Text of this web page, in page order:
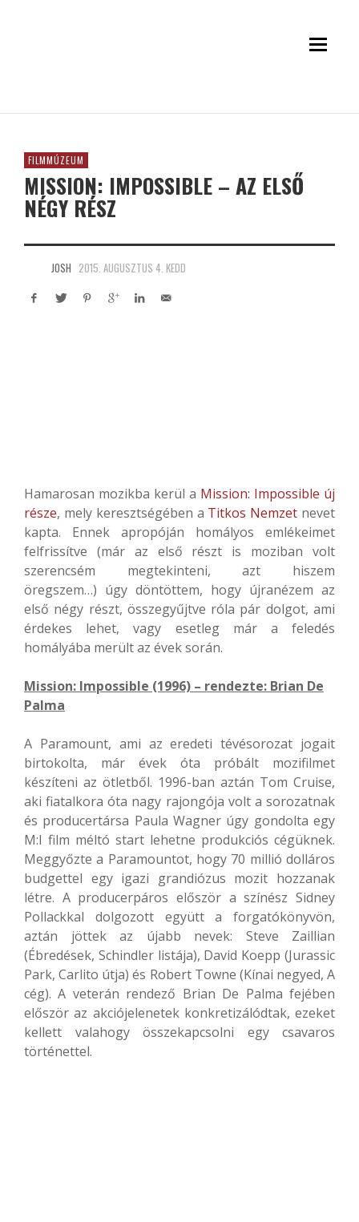
FILMMÚZEUM
MISSION: IMPOSSIBLE – AZ ELSŐ
NÉGY RÉSZ
JOSH 2015. AUGUSZTUS 4. KEDD
Hamarosan mozikba kerül a Mission: Impossible új
része, mely keresztségében a Titkos Nemzet nevet
kapta. Ennek apropóján homályos emlékeimet
felfrissítve (már az első részt is moziban volt
szerencsém megtekinteni, azt hiszem
öregszem…) úgy döntöttem, hogy újranézem az
első négy részt, összegyűjtve róla pár dolgot, ami
érdekes lehet, vagy esetleg már a feledés
homályába merült az évek során.
Mission: Impossible (1996) – rendezte: Brian De
Palma
A Paramount, ami az eredeti tévésorozat jogait
birtokolta, már évek óta próbált mozifilmet
készíteni az ötletből. 1996-ban aztán Tom Cruise,
aki fiatalkora óta nagy rajongója volt a sorozatnak
és producertársa Paula Wagner úgy gondolta egy
M:I film méltó start lehetne produkciós cégüknek.
Meggyőzte a Paramountot, hogy 70 millió dolláros
budgettel egy igazi grandiózus mozit hozzanak
létre. A producerpáros először a színész Sidney
Pollackkal dolgozott együtt a forgatókönyvön,
aztán jöttek az újabb nevek: Steve Zaillian
(Ébredések, Schindler listája), David Koepp (Jurassic
Park, Carlito útja) és Robert Towne (Kínai negyed, A
cég). A veterán rendező Brian De Palma fejében
először az akciójelenetek konkretizálódtak, ezeket
kellett valahogy összekapcsolni egy csavaros
történettel.